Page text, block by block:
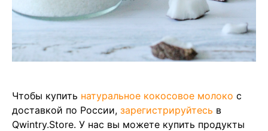
Чтобы купить натуральное кокосовое молоко с
доставкой по России, зарегистрируйтесь в
Qwintry.Store. У нас вы можете купить продукты